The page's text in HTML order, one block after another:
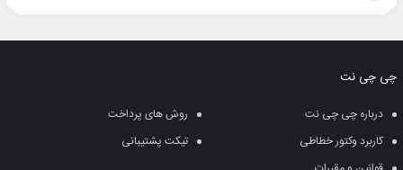
سبد
چی چی نت
درباره چی چی نت
روش های پرداخت
کاربرد وکتور خطاطی
تیکت پشتیبانی